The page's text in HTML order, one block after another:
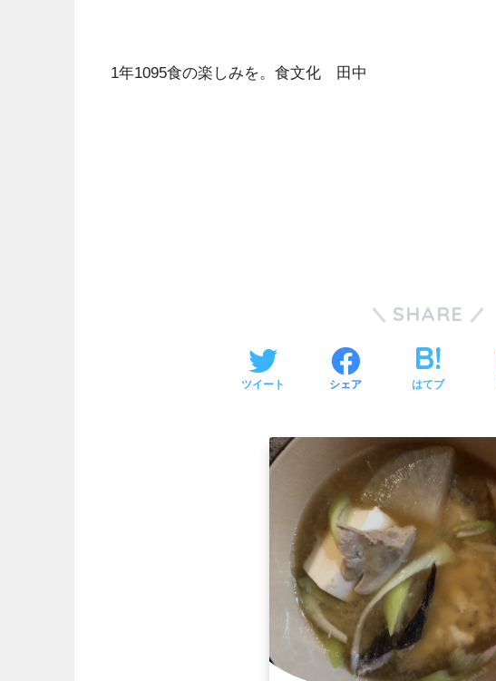
1年1095食の楽しみを。食文化 田中
SHARE
ツイート シェア はてブ